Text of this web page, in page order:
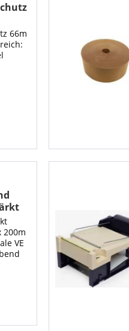
66m
200m
VE
und